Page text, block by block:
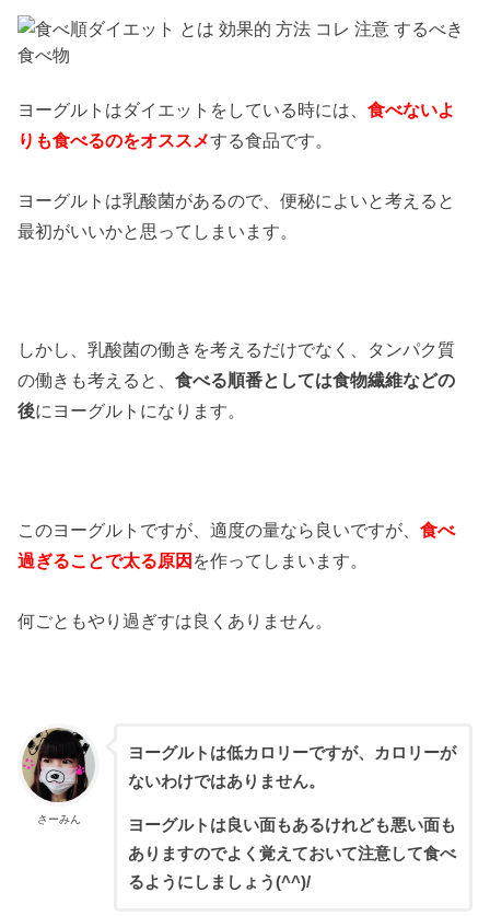
ヨーグルトはダイエットをしている時には、食べないよ
りも食べるのをオススメする食品です。
ヨーグルトは乳酸菌があるので、便秘によいと考えると
最初がいいかと思ってしまいます。
しかし、乳酸菌の働きを考えるだけでなく、タンパク質
の働きも考えると、食べる順番としては食物繊維などの
後にヨーグルトになります。
このヨーグルトですが、適度の量なら良いですが、食べ
過ぎることで太る原因 を作ってしまいます。
何ごともやり過ぎすは良くありません。
さーみん
ヨーグルトは低カロリーですが、カロリーが
ないわけではありません。
ヨーグルトは良い面もあるけれども悪い面も
ありますのでよく覚えておいて注意して食べ
るようにしましょう(^^)/